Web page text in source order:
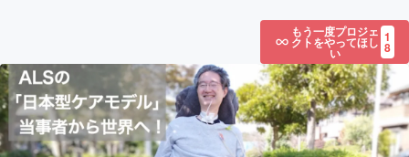
もう一度プロジェ
クトをやってほし
い
1
8